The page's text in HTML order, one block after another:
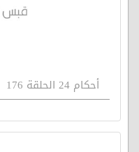
أحكام 24 الحلقة 176